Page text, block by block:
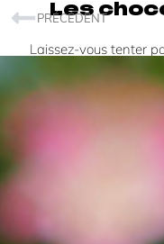
Les
Laissez-vous tenter
PRÉCÉDENT